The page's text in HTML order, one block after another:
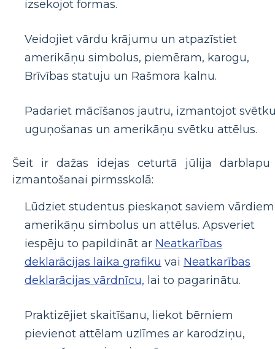
izsekojot formas.
Veidojiet vārdu krājumu un atpazīstiet
amerikāņu simbolus, piemēram, karogu,
Brīvības statuju un Rašmora kalnu.
Padariet mācīšanos jautru, izmantojot
uguņošanas un amerikāņu svētku attēlus.
Šeit ir dažas idejas ceturtā jūlija darblapu
izmantošanai pirmsskolā:
Lūdziet studentus pieskaņot saviem vārdiem
amerikāņu simbolus un attēlus. Apsveriet
iespēju to papildināt ar Neatkarības
deklarācijas laika grafiku vai Neatkarības
deklarācijas vārdnīcu, lai to pagarinātu.
Praktizējiet skaitīšanu, liekot bērniem
pievienot attēlam uzlīmes ar karodziņu,